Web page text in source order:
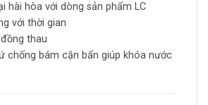
hài hòa với dòng sản phẩm LC
với thời gian
thau
chống bám cặn bẩn giúp khóa nước